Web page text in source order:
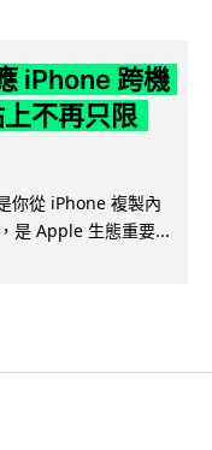
iPhone 跨機
不再只限
你從 iPhone 複製內
是 Apple 生態重要...